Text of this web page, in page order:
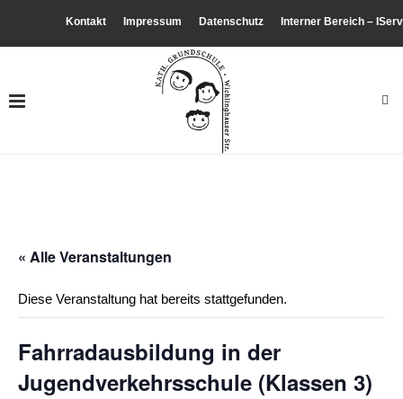
Kontakt Impressum Datenschutz Interner Bereich – IServ
« Alle Veranstaltungen
Diese Veranstaltung hat bereits stattgefunden.
Fahrradausbildung in der
Jugendverkehrsschule (Klassen 3)